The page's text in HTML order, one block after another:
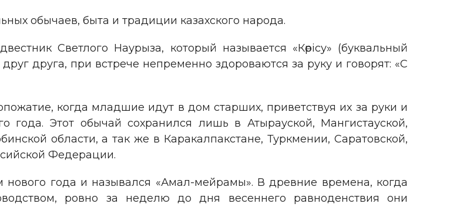
обычаев, быта и традиции казахского народа.
Светлого Наурыза, который называется «Көрісу» (буквальный
друга, при встрече непременно здороваются за руку и говорят: «С
когда младшие идут в дом старших, приветствуя их за руки и
года. Этот обычай сохранился лишь в Атырауской, Мангистауской,
области, а так же в Каракалпакстане, Туркмении, Саратовской,
Федерации.
нового года и назывался «Амал-мейрамы». В древние времена, когда
ровно за неделю до дня весеннего равноденствия они